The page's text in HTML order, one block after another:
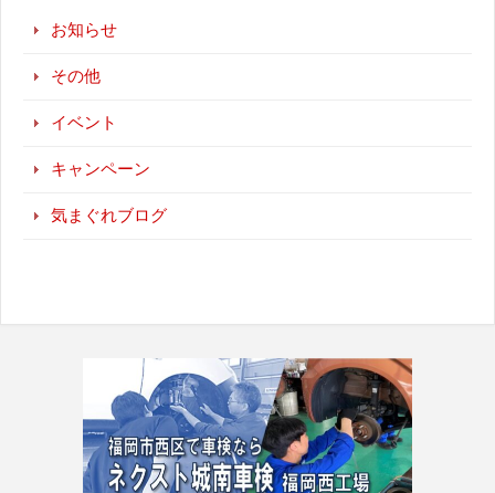
お知らせ
その他
イベント
キャンペーン
気まぐれブログ